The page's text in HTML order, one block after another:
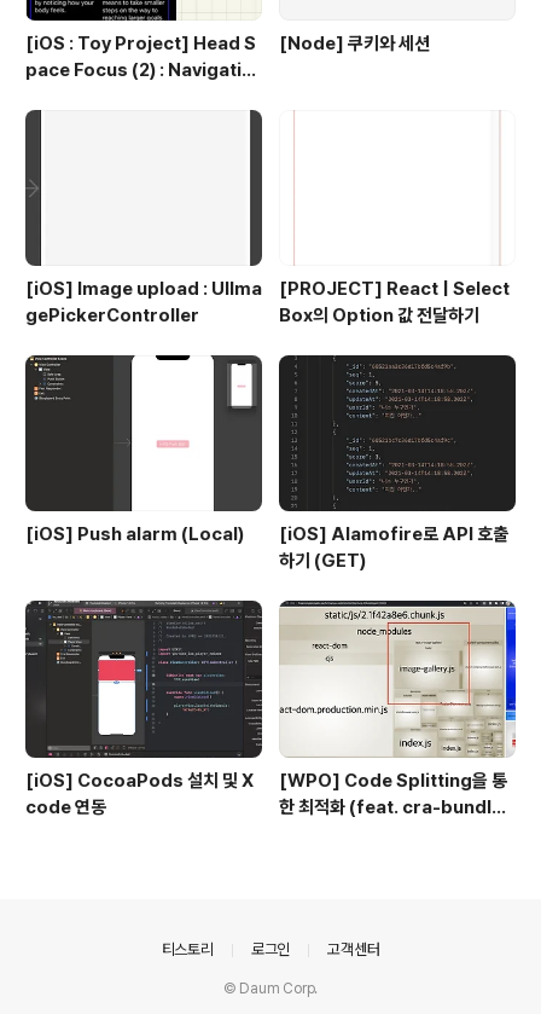
[iOS : Toy Project] Head S
pace Focus (2) : Navigatio
[Node] 쿠키와 세션
[iOS] Image upload : UIIma
gePickerController
[PROJECT] React | Select
Box의 Option 값 전달하기
[iOS] Push alarm (Local)
[iOS] Alamofire로 API 호출
하기 (GET)
[iOS] CocoaPods 설치 및 X
code 연동
[WPO] Code Splitting을 통
한 최적화 (feat. cra-bundle-
티스토리 로그인 고객센터
© Daum Corp.